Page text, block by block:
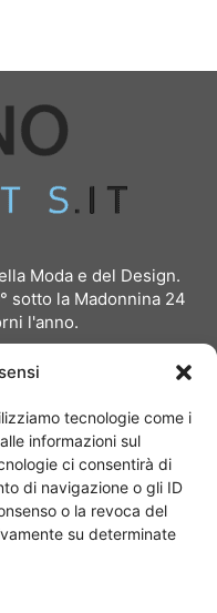
tecnologie come i
informazioni sul
ci consentirà di
di navigazione o gli ID
o la revoca del
su determinate
Moda e del Design.
sotto la Madonnina 24
l'anno.
e partnership: